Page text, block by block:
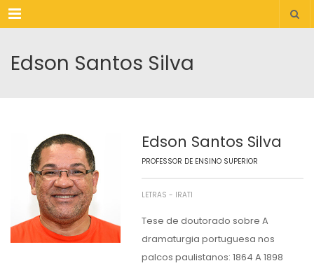
Menu
Edson Santos Silva
Edson Santos Silva
PROFESSOR DE ENSINO SUPERIOR
LETRAS - IRATI
Tese de doutorado sobre A
dramaturgia portuguesa nos
palcos paulistanos: 1864 A 1898